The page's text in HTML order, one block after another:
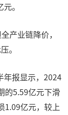
。
产业链降价，
。
年报显示，2024
的5.59亿元下滑
1.09亿元，较上